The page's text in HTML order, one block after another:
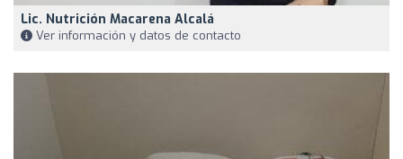
Lic. Nutrición Macarena Alcalá
Ver información y datos de contacto